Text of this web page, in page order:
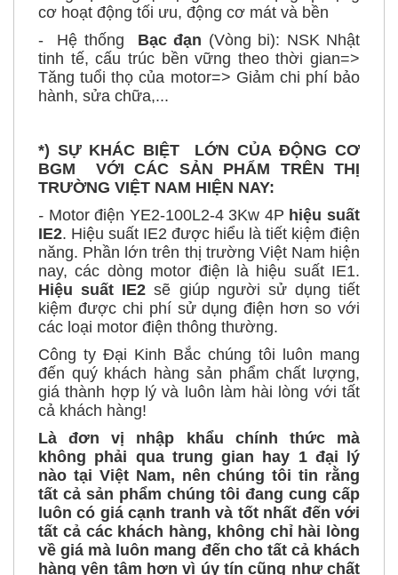
- Hệ thốngBạc đạn(Vòng bi): NSK Nhật
tinh tế, cấu trúc bền vững theo thời gian=>
Tăng tuổi thọ của motor=> Giảm chi phí bảo
hành, sửa chữa,...
BGM VỚI CÁC SẢN PHẨM TRÊN THỊ
TRƯỜNG VIỆT NAM HIỆN NAY:
- Motor điện YE2-100L2-4 3Kw 4P
IE2. Hiệu suất IE2 được hiểu là tiết kiệm điện
năng. Phần lớn trên thị trường Việt Nam hiện
nay, các dòng motor điện là hiệu suất IE1.
Hiệu suất IE2sẽ giúp người sử dụng tiết
kiệm được chi phí sử dụng điện hơn so với
các loại motor điện thông thường.
Công ty Đại Kinh Bắc chúng tôi luôn mang
đến quý khách hàng sản phẩm chất lượng,
giá thành hợp lý và luôn làm hài lòng với tất
cả khách hàng!
Là đơn vị nhập khẩu chính thức mà
không phải qua trung gian hay 1 đại lý
nào tại Việt Nam, nên chúng tôi tin rằng
tất cả sản phẩm chúng tôi đang cung cấp
luôn có giá cạnh tranh và tốt nhất đến với
tất cả các khách hàng, không chỉ hài lòng
về giá mà luôn mang đến cho tất cả khách
hàng yên tâm hơn vì úy tín cũng như chất
lượng.